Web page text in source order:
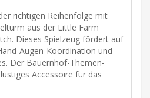
richtigen Reihenfolge mit
aus der Little Farm
Dieses Spielzeug fördert auf
Augen-Koordination und
Der Bauernhof-Themen-
Accessoire für das